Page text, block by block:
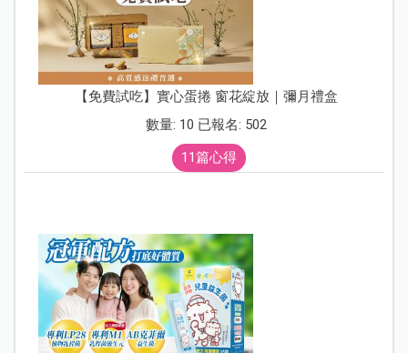
【免費試吃】實心蛋捲 窗花綻放｜彌月禮盒
數量: 10 已報名: 502
11篇心得